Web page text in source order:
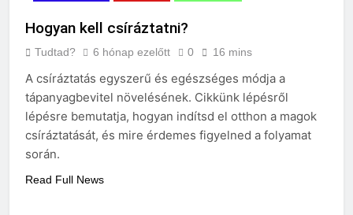
Hogyan kell csíráztatni?
Tudtad? 6 hónap ezelőtt 0 16 mins
A csíráztatás egyszerű és egészséges módja a
tápanyagbevitel növelésének. Cikkünk lépésről
lépésre bemutatja, hogyan indítsd el otthon a magok
csíráztatását, és mire érdemes figyelned a folyamat
során.
Read Full News